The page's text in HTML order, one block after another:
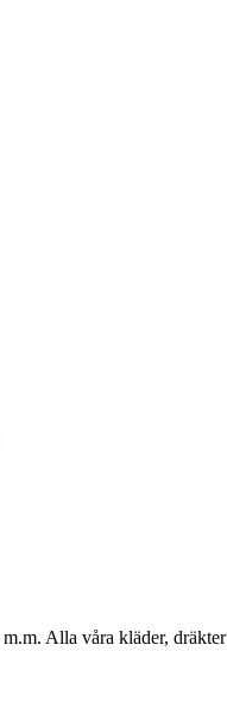
Alla våra kläder,